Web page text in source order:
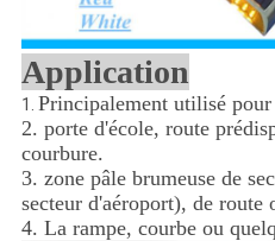
Application
1. Principalement utilisé
2. porte d'école, route
courbure.
3. zone pâle brumeuse de
secteur d'aéroport), de route
4. La rampe, courbe ou